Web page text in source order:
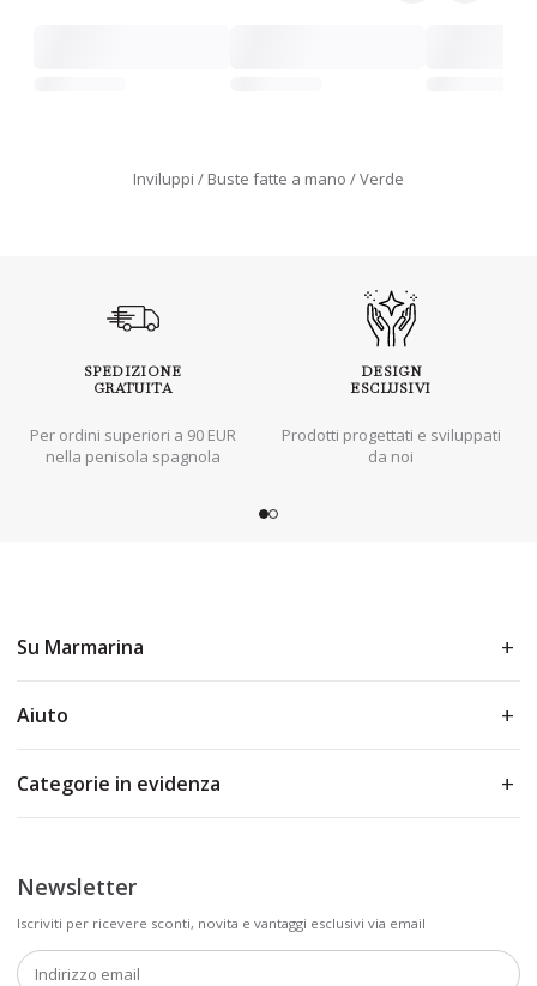
Inviluppi Buste fatte a mano Verde
SPEDIZIONE
GRATUITA
Per ordini superiori a 90 EUR
nella penisola spagnola
DESIGN
ESCLUSIVI
Prodotti progettati e sviluppati
da noi
Su Marmarina
Aiuto
Categorie in evidenza
Newsletter
Iscriviti per ricevere sconti, novita e vantaggi esclusivi via email